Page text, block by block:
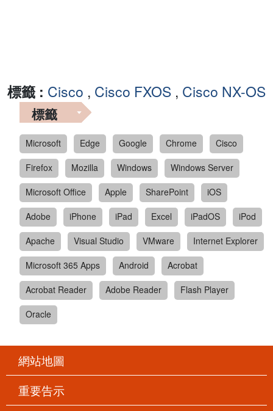
標籤 : Cisco , Cisco FXOS , Cisco NX-OS
標籤
Microsoft Edge Google Chrome
Cisco
Firefox
Mozilla Windows
Windows Server
Microsoft Office
Apple SharePoint
iOS
Adobe
iPhone iPad Excel iPadOS
iPod
Apache
Visual Studio VMware
Internet Explorer
Microsoft 365 Apps
Android
Acrobat
Acrobat Reader
Adobe Reader
Flash Player
Oracle
網站地圖
重要告示